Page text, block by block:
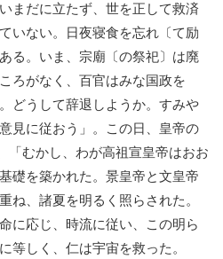
まだに立たず、世を正して救済
いない。日夜寝食を忘れ〔て励
る。いま、宗廟〔の祭祀〕は廃
ろがなく、百官はみな国政を
どうして辞退しようか。すみや
見に従おう」。この日、皇帝の
、「むかし、わが高祖宣皇帝はおお
礎を築かれた。景皇帝と文皇帝
ね、諸夏を明るく照らされた。
に応じ、時流に従い、この明ら
等しく、仁は宇宙を救った。